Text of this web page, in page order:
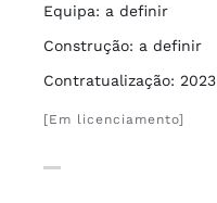
Equipa: a definir
Construção: a definir
Contratualização: 2023
[Em licenciamento]